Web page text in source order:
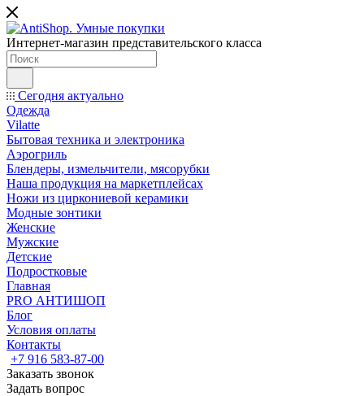
Интернет-магазин представительского класса
Сегодня актуально
Одежда
Vilatte
Бытовая техника и электроника
Аэрогриль
Блендеры, измельчители, мясорубки
Наша продукция на маркетплейсах
Ножи из циркониевой керамики
Модные зонтики
Женские
Мужские
Детские
Подростковые
Главная
PRO АНТИШОП
Блог
Условия оплаты
Контакты
+7 916 583-87-00
Заказать звонок
Задать вопрос